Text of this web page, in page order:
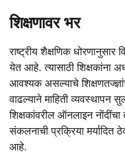
शिक्षणावर भर
राष्ट्रीय शैक्षणिक धोरणानुसार
येत आहे. त्यासाठी शिक्षकांना
आवश्यक असल्याचे
वाढल्याने माहिती व्यवस्थापन
शिक्षकांवरील ऑनलाइन नोंदींचा
संकलनाची प्रक्रिया मर्यादित
आहे.